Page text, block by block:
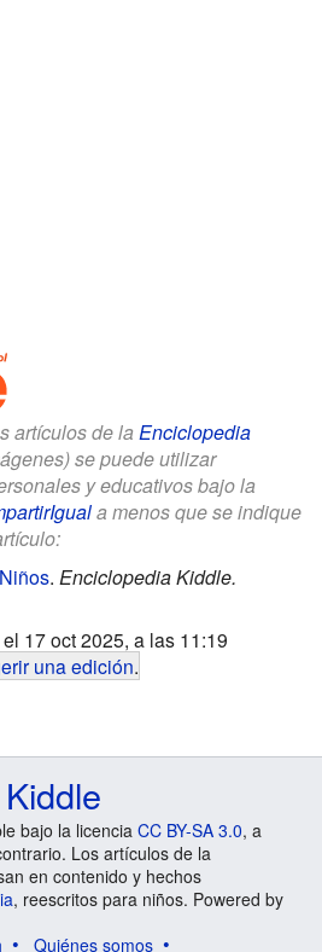
artículos de la Enciclopedia
se puede utilizar
y educativos bajo la
a menos que se indique
. Enciclopedia Kiddle.
17 oct 2025, a las 11:19
una edición.
bajo la licencia CC BY-SA 3.0, a
Los artículos de la
en contenido y hechos
, reescritos para niños. Powered by
Quiénes somos